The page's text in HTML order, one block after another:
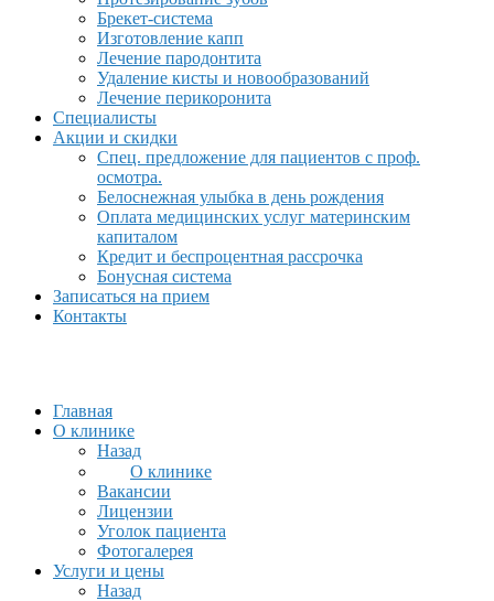
Брекет-система
Изготовление капп
Лечение пародонтита
Удаление кисты и новообразований
Лечение перикоронита
Специалисты
Акции и скидки
Спец. предложение для пациентов с проф.
осмотра.
Белоснежная улыбка в день рождения
Оплата медицинских услуг материнским
капиталом
Кредит и беспроцентная рассрочка
Бонусная система
Записаться на прием
Контакты
Главная
О клинике
Назад
О клинике
Вакансии
Лицензии
Уголок пациента
Фотогалерея
Услуги и цены
Назад